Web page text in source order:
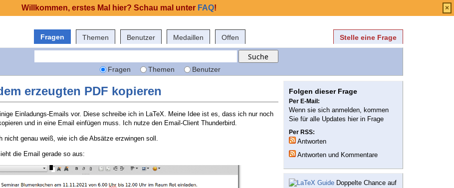
Fragen Themen Benutzer Medaillen Offen Stelle eine Frage
Fragen Themen Benutzer
erzeugten PDF kopieren
Einladungs-Emails vor. Diese schreibe ich in LaTeX. Meine Idee ist es, dass ich nur noch
und in eine Email einfügen muss. Ich nutze den Email-Client Thunderbird.
nicht genau weiß, wie ich die Absätze erzwingen soll.
die Email gerade so aus:
Folgen dieser Frage
Per E-Mail:
Wenn sie sich anmelden, kommen
Sie für alle Updates hier in Frage
Per RSS:
Antworten
Antworten und Kommentare
Doppelte Chance auf
Willkommen, erstes Mal hier? Schau mal unter FAQ! ×